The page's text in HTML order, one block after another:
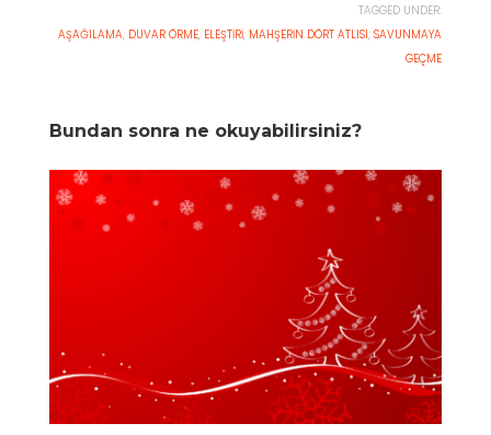
TAGGED UNDER:
AŞAĞILAMA, DUVAR ÖRME, ELEŞTIRI, MAHŞERIN DÖRT ATLISI, SAVUNMAYA
GEÇME
Bundan sonra ne okuyabilirsiniz?